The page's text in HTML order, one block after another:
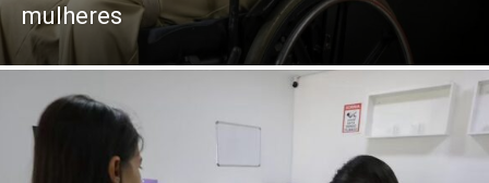
mulheres